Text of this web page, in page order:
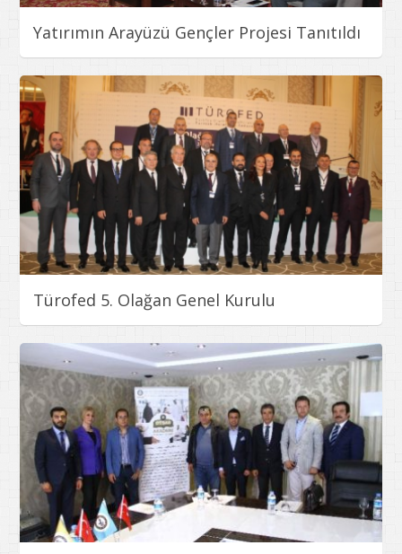
Yatırımın Arayüzü Gençler Projesi Tanıtıldı
Türofed 5. Olağan Genel Kurulu